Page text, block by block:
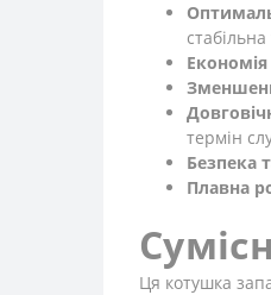
термін
Безпека
Плавна
Ця котушка